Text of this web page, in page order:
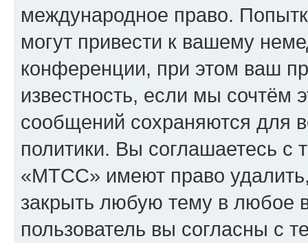
международное право.
могут привести к вашему
конференции, при этом ваш
известность, если мы сочтём
сообщений сохраняются для
политики. Вы соглашаетесь
«МТСС» имеют право удалить,
закрыть любую тему в любое
пользователь вы согласны с